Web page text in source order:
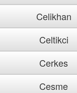
Celikhan
Celtikci
Cerkes
Cesme